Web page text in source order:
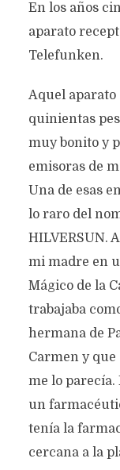
En los años
aparato
Telefunken.
Aquel aparato
quinientas
muy bonito y
emisoras de
Una de esas
lo raro del
HILVERSUN.
mi madre en
Mágico de la
trabajaba
hermana de
Carmen y
me lo parecía.
un
tenía la
cercana a la